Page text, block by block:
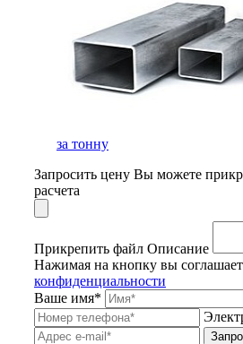
за тонну
Запросить цену Вы можете
расчета
Прикрепить файл Описание
Нажимая на кнопку вы
конфиденциальности
Ваше имя*